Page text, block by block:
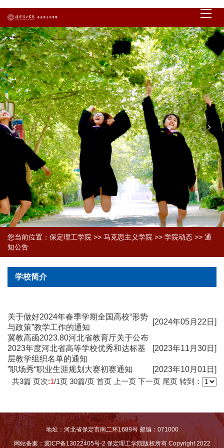
您当前位置： 保定理工学院 >> 马克思主义学院 >> 学院动态 >> 通
知公告
学校简介
关于做好2024年春季学期全国高校“形势
与政策”教学工作的通知
[2024年05月22日]
冀教高函2023.80河北省教育厅关于公布
2023年度河北省高等学校优秀和达标基
层教学组织名单的通知
[2023年11月30日]
”职场秀“职业生涯规划大赛初赛通知
[2023年10月01日]
共3篇 页次:1/1页 30篇/页 首页 上一页 下一页 尾页 转到：
地址：河北省保定市南二环1689号 邮编：071000
网站备案：冀ICP备13022405号-2 保定理工学院版权所有 Copyright 2022